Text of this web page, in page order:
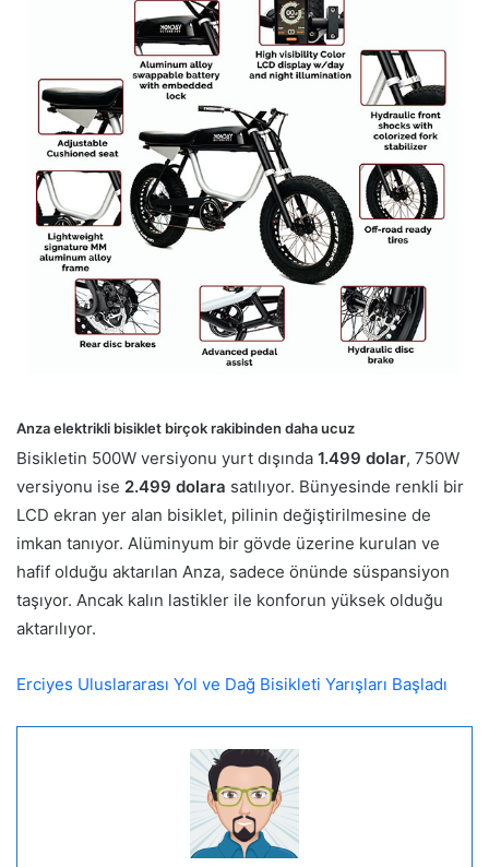
Anzaelektrikli bisiklet birçok rakibinden daha ucuz
Bisikletin 500W versiyonu yurt dışında 1.499 dolar, 750W
versiyonu ise 2.499 dolara satılıyor. Bünyesinde renkli bir
LCD ekran yer alan bisiklet, pilinin değiştirilmesine de
imkan tanıyor. Alüminyum bir gövde üzerine kurulan ve
hafif olduğu aktarılan Anza, sadece önünde süspansiyon
taşıyor. Ancak kalın lastikler ile konforun yüksek olduğu
aktarılıyor.
Erciyes Uluslararası Yol ve Dağ Bisikleti Yarışları Başladı